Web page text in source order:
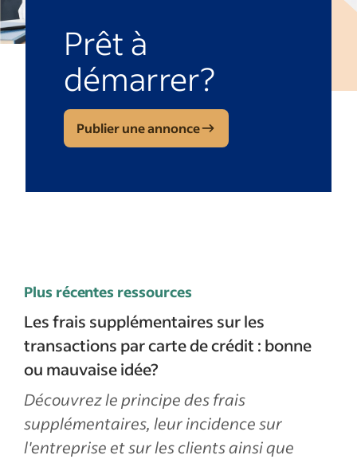
Prêt à
démarrer?
Publier une annonce
Plus récentes ressources
Les frais supplémentaires sur les
transactions par carte de crédit : bonne
ou mauvaise idée?
Découvrez le principe des frais
supplémentaires, leur incidence sur
l'entreprise et sur les clients ainsi que